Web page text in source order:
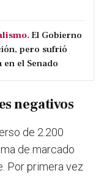
El Gobierno
pero sufrió
el Senado
negativos
de 2.200
de marcado
Por primera vez